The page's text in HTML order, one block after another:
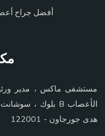
أفضل جراح
مستشفى ماكس ، مدير
هدى جورجاون - 122001